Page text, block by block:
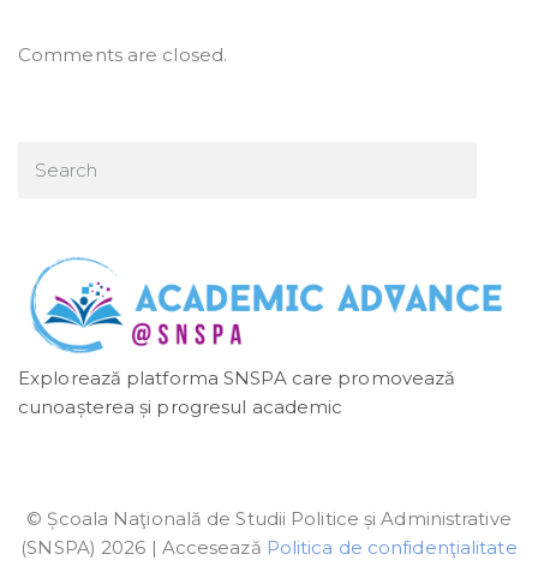
Comments are closed.
Explorează platforma SNSPA care promovează
cunoașterea și progresul academic
© Școala Naţională de Studii Politice și Administrative
(SNSPA) 2026 | Accesează Politica de confidenţialitate